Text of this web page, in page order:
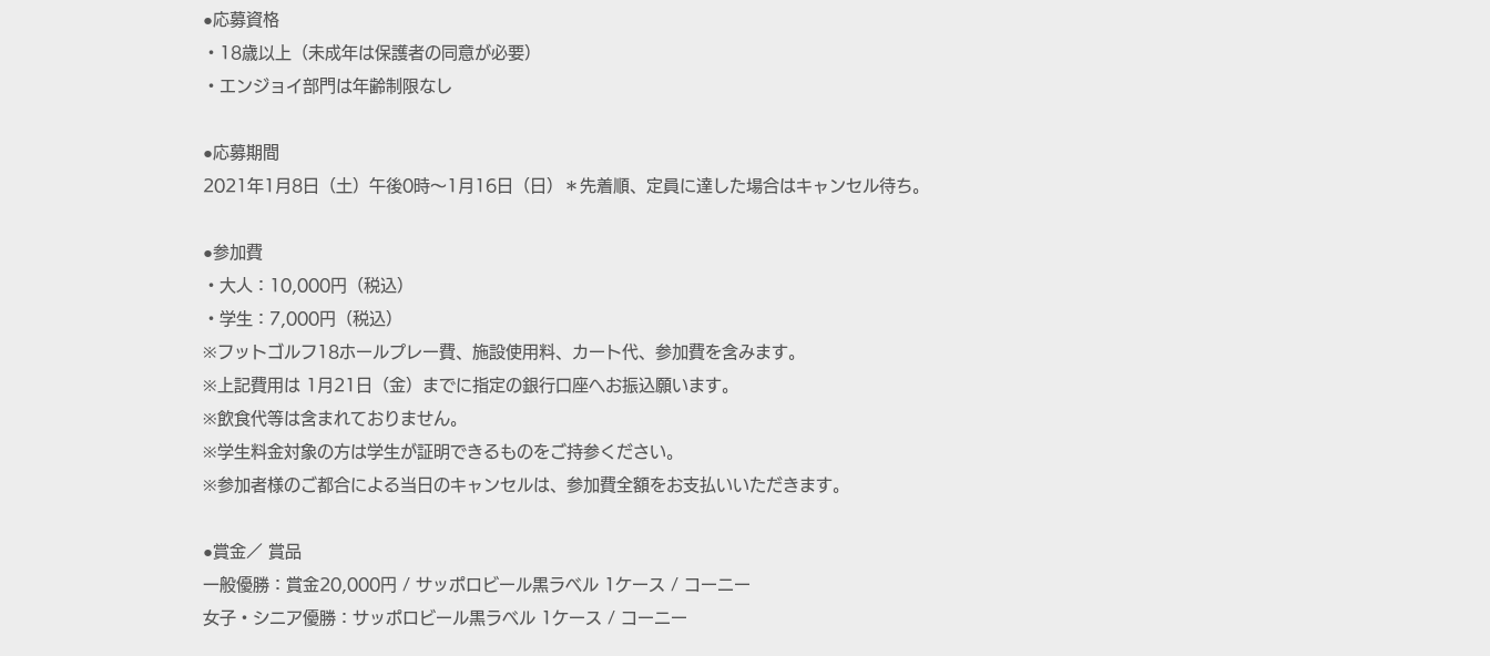
●応募資格
・18歳以上（未成年は保護者の同意が必要）
・エンジョイ部門は年齢制限なし
●応募期間
2021年1月8日（土）午後0時～1月16日（日）＊先着順、定員に達した場合はキャンセル待ち。
●参加費
・大人：10,000円（税込）
・学生：7,000円（税込）
※フットゴルフ18ホールプレー費、施設使用料、カート代、参加費を含みます。
※上記費用は 1月21日（金）までに指定の銀行口座へお振込願います。
※飲食代等は含まれておりません。
※学生料金対象の方は学生が証明できるものをご持参ください。
※参加者様のご都合による当日のキャンセルは、参加費全額をお支払いいただきます。
●賞金／ 賞品
一般優勝：賞金20,000円 / サッポロビール黒ラベル 1ケース / コーニー
女子・シニア優勝：サッポロビール黒ラベル 1ケース / コーニー